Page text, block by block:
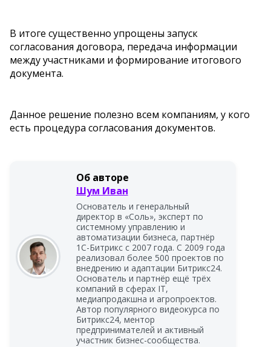
В итоге существенно упрощены запуск
согласования договора, передача информации
между участниками и формирование итогового
документа.
Данное решение полезно всем компаниям, у кого
есть процедура согласования документов.
Об авторе
Шум Иван
Основатель и генеральный
директор в «Соль», эксперт по
системному управлению и
автоматизации бизнеса, партнёр
1С-Битрикс с 2007 года. С 2009 года
реализовал более 500 проектов по
внедрению и адаптации Битрикс24.
Основатель и партнёр ещё трёх
компаний в сферах IT,
медиапродакшна и агропроектов.
Автор популярного видеокурса по
Битрикс24, ментор
предпринимателей и активный
участник бизнес-сообщества.